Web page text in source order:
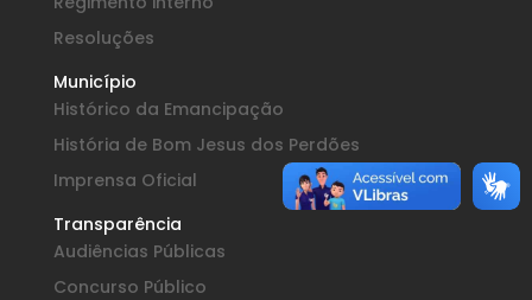
Resoluções
Município
Histórico da Emancipação
História de Bom Jesus dos Perdões
Imprensa Oficial
Transparência
Audiências Públicas
Concurso Público